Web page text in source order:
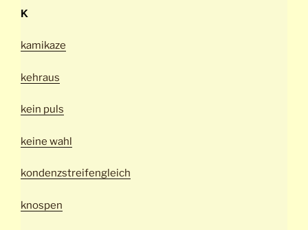
K
kamikaze
kehraus
kein puls
keine wahl
kondenzstreifengleich
knospen